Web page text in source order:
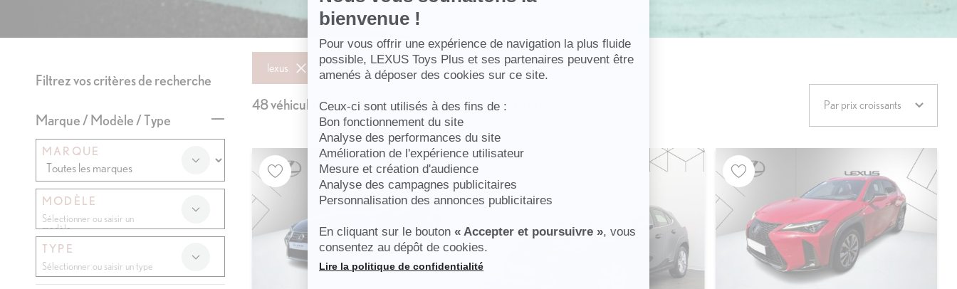
bienvenue !
Pour vous offrir une expérience de navigation la plus fluide
possible, LEXUS Toys Plus et ses partenaires peuvent être
amenés à déposer des cookies sur ce site.
Ceux-ci sont utilisés à des fins de :
Bon fonctionnement du site
Analyse des performances du site
Amélioration de l'expérience utilisateur
Mesure et création d'audience
Analyse des campagnes publicitaires
Personnalisation des annonces publicitaires
En cliquant sur le bouton « Accepter et poursuivre », vous
consentez au dépôt de cookies.
Plateforme de Gestion du Consentement : Personnalisez vos Options
Lire la politique de confidentialité
Axeptio consent
Filtrez vos critères de recherche
Marque / Modèle / Type
MARQUE
MODÈLE
TYPE
lexus Réinitialiser
48 véhicules en stock correspondent à votre recherche